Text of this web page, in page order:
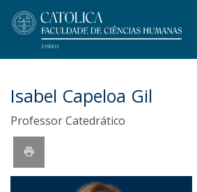
Isabel Capeloa Gil
Professor Catedrático